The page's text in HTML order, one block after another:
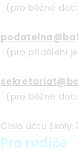
(pro běžné
(pro přidělení
(pro běžné
Číslo účtu školy:
Pro rodiče